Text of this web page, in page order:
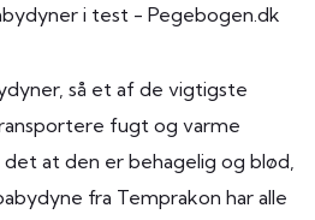
så et af de vigtigste
fugt og varme
at den er behagelig og blød,
fra Temprakon har alle